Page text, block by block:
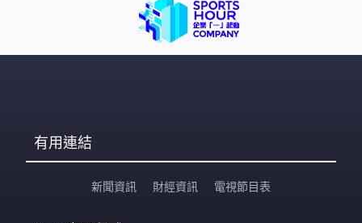
有用連結
新聞資訊 財經資訊 電視節目表